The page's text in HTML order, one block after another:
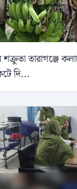
তারাগঞ্জে
দি...